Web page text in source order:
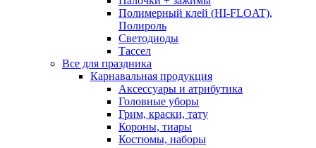
Полимерный клей (HI-FLOAT),
Полироль
Светодиоды
Тассел
Все для праздника
Карнавальная продукция
Аксессуары и атрибутика
Головные уборы
Грим, краски, тату
Короны, тиары
Костюмы, наборы